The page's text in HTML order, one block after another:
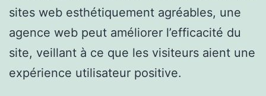
sites web esthétiquement agréables, une
agence web peut améliorer l’efficacité du
site, veillant à ce que les visiteurs aient une
expérience utilisateur positive.